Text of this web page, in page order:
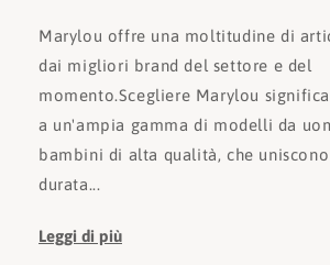
Marylou offre una moltitudine di
dai migliori brand del settore e del
momento.Scegliere Marylou
a un'ampia gamma di modelli da
bambini di alta qualità, che
durata...
Leggi di più